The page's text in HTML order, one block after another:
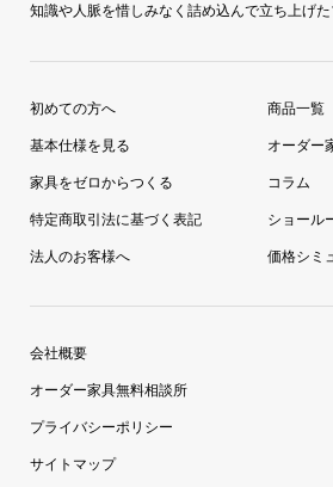
知識や人脈を惜しみなく詰め込んで立ち上げた
初めての方へ
基本仕様を見る
家具をゼロからつくる
特定商取引法に基づく表記
法人のお客様へ
商品一覧
オーダー
コラム
ショール
価格シミ
会社概要
オーダー家具無料相談所
プライバシーポリシー
サイトマップ